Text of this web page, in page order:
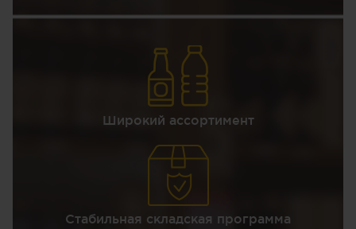
Широкий ассортимент
Стабильная складская программа